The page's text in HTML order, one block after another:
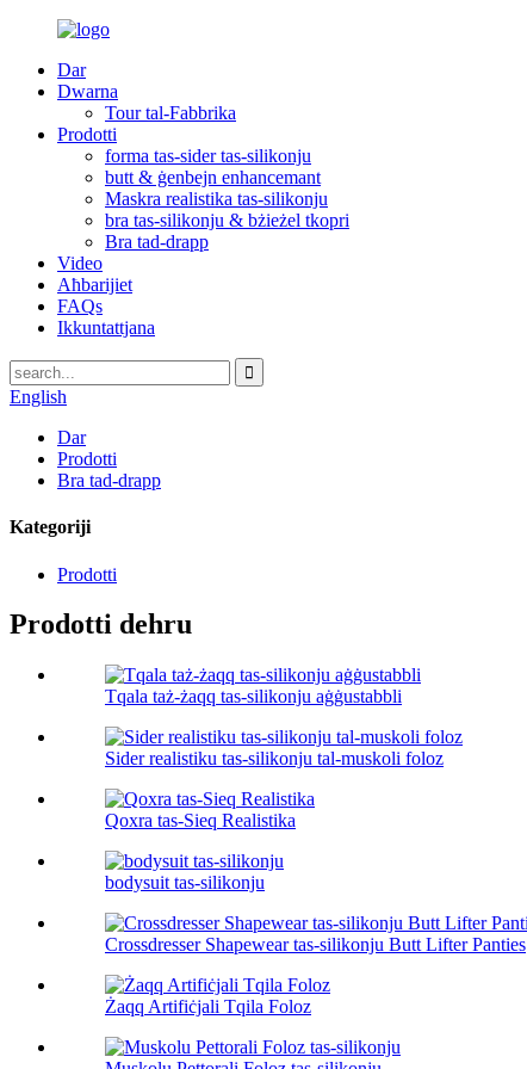
Dar
Dwarna
Tour tal-Fabbrika
Prodotti
forma tas-sider tas-silikonju
butt & ġenbejn enhancemant
Maskra realistika tas-silikonju
bra tas-silikonju & bżieżel tkopri
Bra tad-drapp
Video
Aħbarijiet
FAQs
Ikkuntattjana
English
Dar
Prodotti
Bra tad-drapp
Kategoriji
Prodotti
Prodotti dehru
Tqala taż-żaqq tas-silikonju aġġustabbli
Sider realistiku tas-silikonju tal-muskoli foloz
Qoxra tas-Sieq Realistika
bodysuit tas-silikonju
Crossdresser Shapewear tas-silikonju Butt Lifter Panties
Żaqq Artifiċjali Tqila Foloz